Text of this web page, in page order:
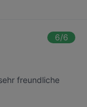
6/6
freundliche